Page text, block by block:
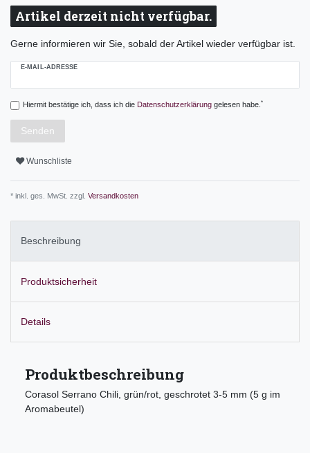
Artikel derzeit nicht verfügbar.
Gerne informieren wir Sie, sobald der Artikel wieder verfügbar ist.
E-MAIL-ADRESSE
Hiermit bestätige ich, dass ich die Daten­schutz­erklärunggelesen habe. *
Senden
Wunschliste
* inkl. ges. MwSt. zzgl. Versandkosten
Beschreibung
Produktsicherheit
Details
Produktbeschreibung
Corasol Serrano Chili, grün/rot, geschrotet 3-5 mm (5 g im
Aromabeutel)